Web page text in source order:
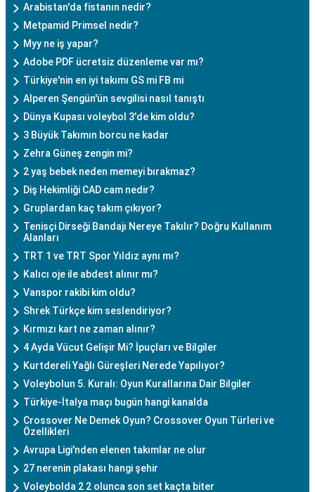
Arabistan'da fistanın nedir?
Metpamid Primsel nedir?
Myy ne iş yapar?
Adobe PDF ücretsiz düzenleme var mı?
Türkiye'nin en iyi takımı GS mi FB mi
Alperen Şengün'ün sevgilisi nasıl tanıştı
Dünya Kupası voleybol 3'de kim oldu?
3 Büyük Takımın borcu ne kadar
Zehra Güneş zengin mi?
2 yaş bebek neden memeyi bırakmaz?
Diş Hekimliği CAD cam nedir?
Gruplardan kaç takım çıkıyor?
Tenisçi Dirseği Bandajı Nereye Takılır? Doğru Kullanım
Alanları
TRT 1 ve TRT Spor Yıldız aynı mı?
Kalıcı oje ile abdest alınır mı?
Vanspor rakibi kim oldu?
Shrek Türkçe kim seslendiriyor?
Kırmızı kart ne zaman alınır?
4 Ayda Vücut Gelişir Mi? İpuçları ve Bilgiler
Kurtdereli Yağlı Güreşleri Nerede Yapılıyor?
Voleybolun 5. Kuralı: Oyun Kurallarına Dair Bilgiler
Türkiye-İtalya maçı bugün hangi kanalda
Crossover Ne Demek Oyun? Crossover Oyun Türleri ve
Özellikleri
Avrupa Ligi'nden elenen takımlar ne olur
27 nerenin plakası hangi şehir
Voleybolda 2 2 olunca son set kaçta biter